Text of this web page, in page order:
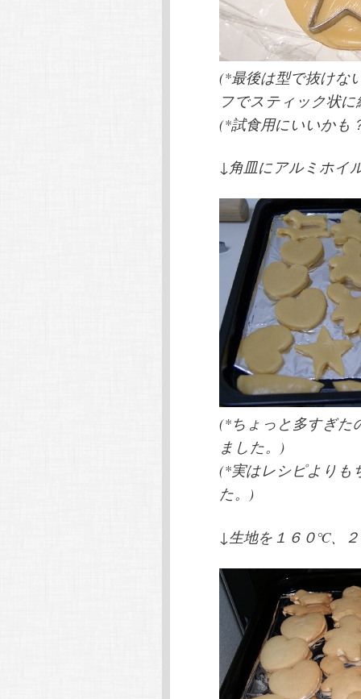
(*最後は型で抜けな
フでスティック状
(*試食用にいいかも
↓角皿にアルミホイ
(*ちょっと多すぎた
ました。)
(*実はレシピよりも
た。)
↓生地を１６０℃、